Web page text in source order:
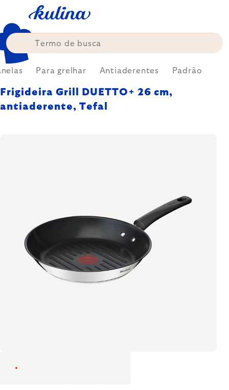
content
Para grelhar Antiaderentes Padrão
Frigideira Grill DUETTO+ 26 cm,
antiaderente, Tefal